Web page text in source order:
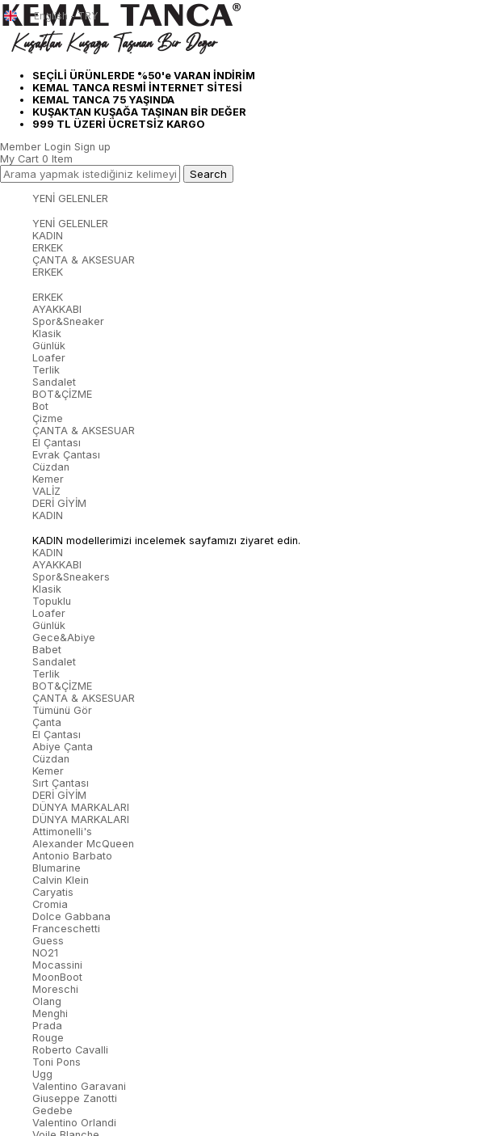
SEÇİLİ ÜRÜNLERDE %50'e VARAN İNDİRİM
KEMAL TANCA RESMİ İNTERNET SİTESİ
KEMAL TANCA 75 YAŞINDA
KUŞAKTAN KUŞAĞA TAŞINAN BİR DEĞER
999 TL ÜZERİ ÜCRETSİZ KARGO
English - TRY
Member Login Sign up
My Cart 0 Item
YENİ GELENLER
YENİ GELENLER
KADIN
ERKEK
ÇANTA & AKSESUAR
ERKEK
ERKEK
AYAKKABI
Spor&Sneaker
Klasik
Günlük
Loafer
Terlik
Sandalet
BOT&ÇİZME
Bot
Çizme
ÇANTA & AKSESUAR
El Çantası
Evrak Çantası
Cüzdan
Kemer
VALİZ
DERİ GİYİM
KADIN
KADIN modellerimizi incelemek sayfamızı ziyaret edin.
KADIN
AYAKKABI
Spor&Sneakers
Klasik
Topuklu
Loafer
Günlük
Gece&Abiye
Babet
Sandalet
Terlik
BOT&ÇİZME
ÇANTA & AKSESUAR
Tümünü Gör
Çanta
El Çantası
Abiye Çanta
Cüzdan
Kemer
Sırt Çantası
DERİ GİYİM
DÜNYA MARKALARI
DÜNYA MARKALARI
Attimonelli's
Alexander McQueen
Antonio Barbato
Blumarine
Calvin Klein
Caryatis
Cromia
Dolce Gabbana
Franceschetti
Guess
NO21
Mocassini
MoonBoot
Moreschi
Olang
Menghi
Prada
Rouge
Roberto Cavalli
Toni Pons
Ugg
Valentino Garavani
Giuseppe Zanotti
Gedebe
Valentino Orlandi